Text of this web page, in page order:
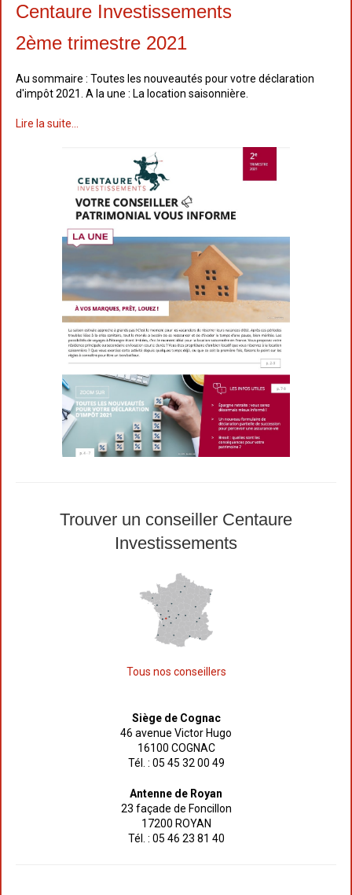
Centaure Investissements
2ème trimestre 2021
Au sommaire : Toutes les nouveautés pour votre déclaration
d'impôt 2021. A la une : La location saisonnière.
Lire la suite...
Trouver un conseiller Centaure
Investissements
Tous nos conseillers
Siège de Cognac
46 avenue Victor Hugo
16100 COGNAC
Tél. : 05 45 32 00 49
Antenne de Royan
23 façade de Foncillon
17200 ROYAN
Tél. : 05 46 23 81 40